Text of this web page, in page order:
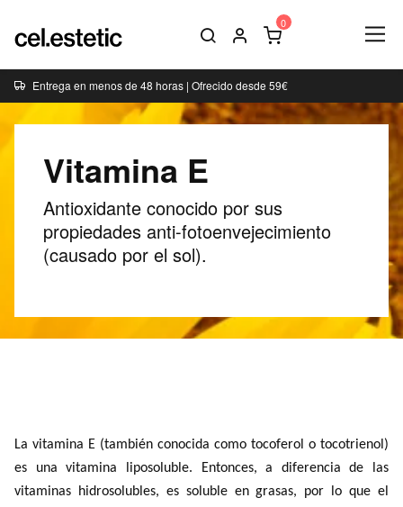
Entrega en menos de 48 horas | Ofrecido desde 59€
Vitamina E
Antioxidante conocido por sus
propiedades anti-fotoenvejecimiento
(causado por el sol).
La vitamina E (también conocida como tocoferol o tocotrienol)
es una vitamina liposoluble. Entonces, a diferencia de las
vitaminas hidrosolubles, es soluble en grasas, por lo que el